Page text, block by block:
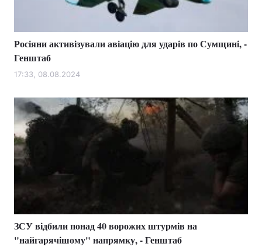
Росіяни активізували авіацію для ударів по Сумщині, -
Генштаб
17:33, 08.08.2024
ЗСУ відбили понад 40 ворожих штурмів на
"найгарячішому" напрямку, - Генштаб